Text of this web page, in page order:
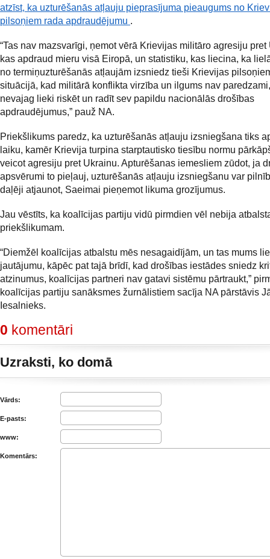
atzīst, ka uzturēšanās atļauju pieprasījuma pieaugums no
pilsoņiem rada apdraudējumu .
“Tas nav mazsvarīgi, ņemot vērā Krievijas militāro agresiju pret
kas apdraud mieru visā Eiropā, un statistiku, kas liecina, ka
no termiņuzturēšanās atļaujām izsniedz tieši Krievijas
situācijā, kad militārā konflikta virzība un ilgums nav
nevajag lieki riskēt un radīt sev papildu nacionālās drošības
apdraudējumus,” pauž NA.
Priekšlikums paredz, ka uzturēšanās atļauju izsniegšana tiks
laiku, kamēr Krievija turpina starptautisko tiesību normu
veicot agresiju pret Ukrainu. Apturēšanas iemesliem zūdot, ja
apsvērumi to pieļauj, uzturēšanās atļauju izsniegšanu var
daļēji atjaunot, Saeimai pieņemot likuma grozījumus.
Jau vēstīts, ka koalīcijas partiju vidū pirmdien vēl nebija
priekšlikumam.
“Diemžēl koalīcijas atbalstu mēs nesagaidījām, un tas mums
jautājumu, kāpēc pat tajā brīdī, kad drošības iestādes sniedz
atzinumus, koalīcijas partneri nav gatavi sistēmu pārtraukt,”
koalīcijas partiju sanāksmes žurnālistiem sacīja NA pārstāvis
Iesalnieks.
0 komentāri
Uzraksti, ko domā
Vārds:
E-pasts:
www:
Komentārs: